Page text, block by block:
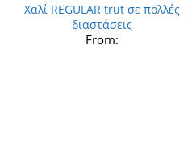
Χαλί REGULAR trut σε πολλές
διαστάσεις
From: